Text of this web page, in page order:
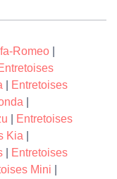
Romeo
Entretoises
Entretoises
Kia
Entretoises
Mini